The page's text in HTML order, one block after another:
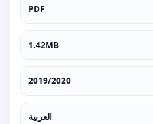
PDF
1.42MB
2019/2020
العربية